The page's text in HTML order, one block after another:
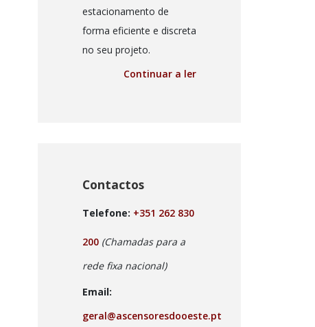
estacionamento de
forma eficiente e discreta
no seu projeto.
Continuar a ler
Contactos
Telefone: +351 262 830
200 (Chamadas para a
rede fixa nacional)
Email:
geral@ascensoresdooeste.pt